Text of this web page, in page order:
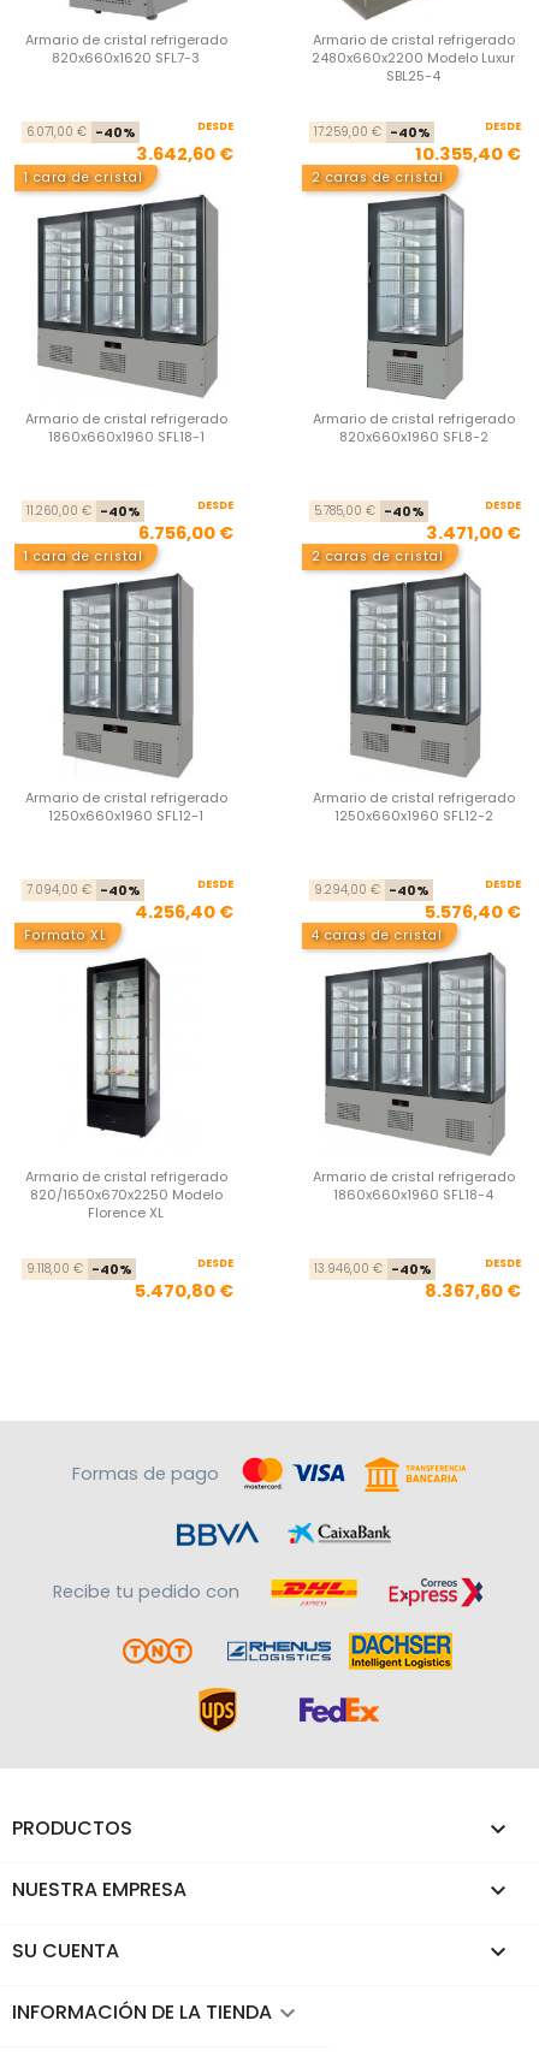
Armario de cristal refrigerado
820x660x1620 SFL7-3
Precio base
6.071,00 € -40% Precio
DESDE
3.642,60 €
Armario de cristal refrigerado
2480x660x2200 Modelo Luxur
SBL25-4
17.259,00 € -40% DESDE
10.355,40 €
1 cara de cristal
Armario de cristal refrigerado
1860x660x1960 SFL18-1
Precio base
11.260,00 € -40% Precio
DESDE
6.756,00 €
2 caras de cristal
Armario de cristal refrigerado
820x660x1960 SFL8-2
5.785,00 € -40% DESDE
3.471,00 €
1 cara de cristal
Armario de cristal refrigerado
1250x660x1960 SFL12-1
Precio base
7.094,00 € -40% Precio
DESDE
4.256,40 €
2 caras de cristal
Armario de cristal refrigerado
1250x660x1960 SFL12-2
9.294,00 € -40% DESDE
5.576,40 €
Formato XL
Armario de cristal refrigerado
820/1650x670x2250 Modelo
Florence XL
Precio base
9.118,00 € -40% Precio
DESDE
5.470,80 €
4 caras de cristal
Armario de cristal refrigerado
1860x660x1960 SFL18-4
13.946,00 € -40% DESDE
8.367,60 €
Formas de pago
Recibe tu pedido con
PRODUCTOS 
NUESTRA EMPRESA 
SU CUENTA 
INFORMACIÓN DE LA TIENDA keyboard_arrow_down